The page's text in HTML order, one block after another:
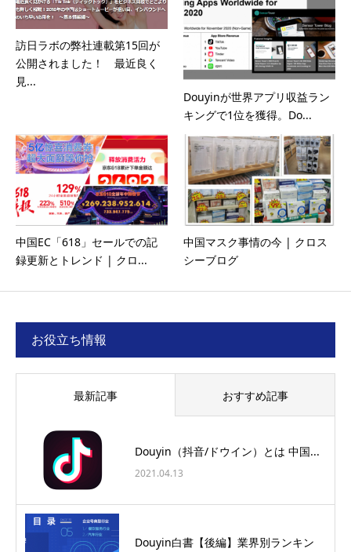
訪日ラボの弊社連載第15回が
公開されました！ 最近良く
見...
Douyinが世界アプリ収益ラン
キングで1位を獲得。Do...
中国EC「618」セールでの記
録更新とトレンド | クロ...
中国マスク事情の今 | クロス
シーブログ
お役立ち情報
最新記事 おすすめ記事
Douyin（抖音/ドウイン）とは 中国...
2021.04.13
Douyin白書【後編】業界別ランキン